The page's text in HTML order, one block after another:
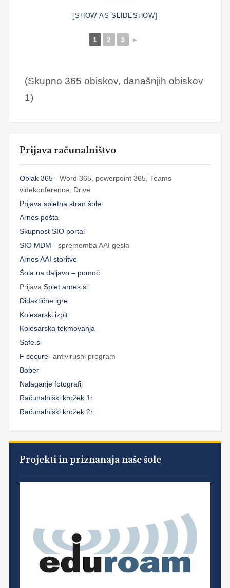
Prijava računalništvo
Oblak 365- Word 365, powerpoint 365, Teams
videkonference, Drive
Prijava spletna stran šole
Arnes pošta
Skupnost SIO portal
SIO MDM - sprememba AAI gesla
Arnes AAI storitve
Šola na daljavo – pomoč
Prijava Splet.arnes.si
Didaktične igre
Kolesarski izpit
Kolesarska tekmovanja
Safe.si
F secure- antivirusni program
Bober
Nalaganje fotografij
Računalniški krožek 1r
Računalniški krožek 2r
Projekti in priznanaja naše šole
[SHOW AS SLIDESHOW]
1 2 3 ►
(Skupno 365 obiskov, današnjih obiskov
1)